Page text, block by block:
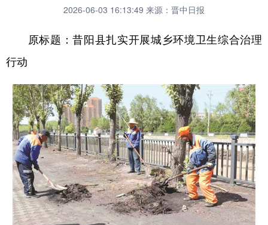
全球连线
科技 科创 量子 体育
访谈 视频 图片 政务
法律 中央文件 金融 汽车
食品 人居 信息化 数字经济
学术中国 乡村振兴 银龄 溯源中国
城市 旅游 能源 会展
彩票 娱乐 时尚 悦读
2026-06-03 16:13:49 来源：晋中日报
原标题：昔阳县扎实开展城乡环境卫生综合治理
行动